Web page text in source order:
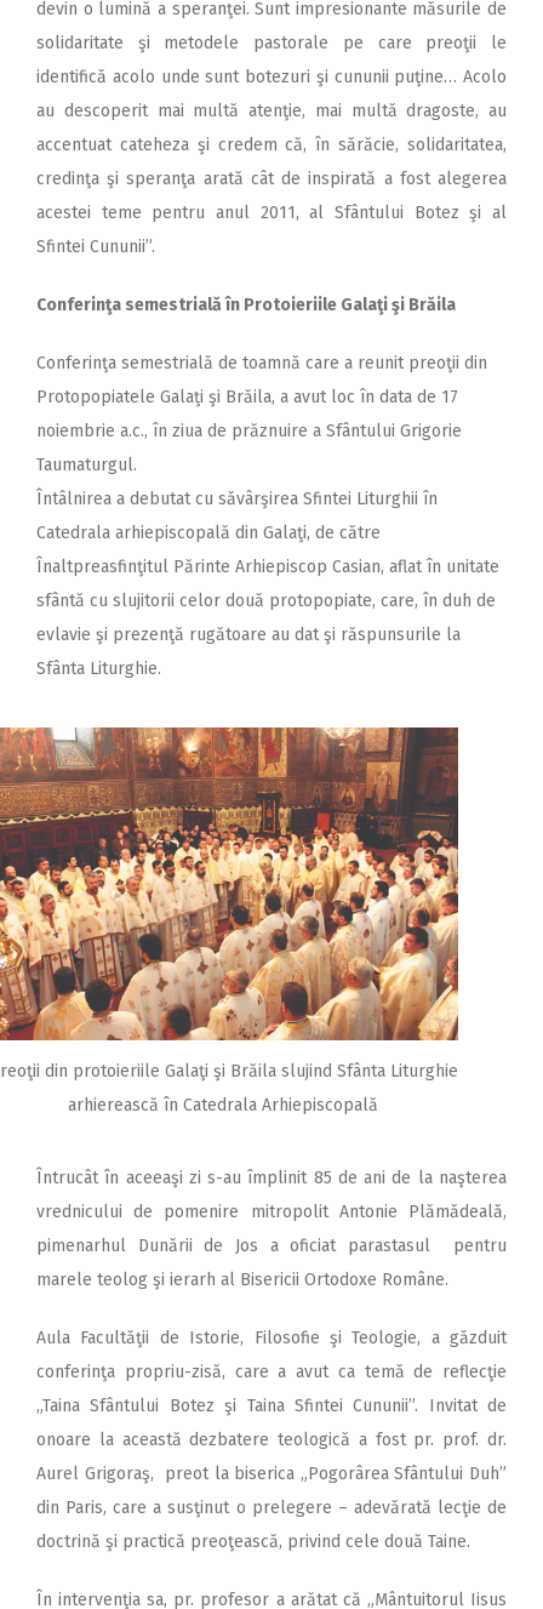
devin o lumină a speranţei. Sunt impresionante măsurile de
solidaritate şi metodele pastorale pe care preoţii le
identifică acolo unde sunt botezuri şi cununii puţine… Acolo
au descoperit mai multă atenţie, mai multă dragoste, au
accentuat cateheza şi credem că, în sărăcie, solidaritatea,
credinţa şi speranţa arată cât de inspirată a fost alegerea
acestei teme pentru anul 2011, al Sfântului Botez şi al
Sfintei Cununii”.
Conferinţa semestrială în Protoieriile Galaţi şi Brăila
Conferinţa semestrială de toamnă care a reunit preoţii din
Protopopiatele Galaţi şi Brăila, a avut loc în data de 17
noiembrie a.c., în ziua de prăznuire a Sfântului Grigorie
Taumaturgul.
Întâlnirea a debutat cu săvârşirea Sfintei Liturghii în
Catedrala arhiepiscopală din Galaţi, de către
Înaltpreasfinţitul Părinte Arhiepiscop Casian, aflat în unitate
sfântă cu slujitorii celor două protopopiate, care, în duh de
evlavie şi prezenţă rugătoare au dat şi răspunsurile la
Sfânta Liturghie.
din protoieriile Galaţi şi Brăila slujind Sfânta Liturghie
arhierească în Catedrala Arhiepiscopală
Întrucât în aceeaşi zi s-au împlinit 85 de ani de la naşterea
vrednicului de pomenire mitropolit Antonie Plămădeală,
pimenarhul Dunării de Jos a oficiat parastasul pentru
marele teolog şi ierarh al Bisericii Ortodoxe Române.
Aula Facultăţii de Istorie, Filosofie şi Teologie, a găzduit
conferinţa propriu-zisă, care a avut ca temă de reflecţie
„Taina Sfântului Botez şi Taina Sfintei Cununii”. Invitat de
onoare la această dezbatere teologică a fost pr. prof. dr.
Aurel Grigoraş, preot la biserica „Pogorârea Sfântului Duh”
din Paris, care a susţinut o prelegere – adevărată lecţie de
doctrină şi practică preoţească, privind cele două Taine.
În intervenţia sa, pr. profesor a arătat că „Mântuitorul Iisus